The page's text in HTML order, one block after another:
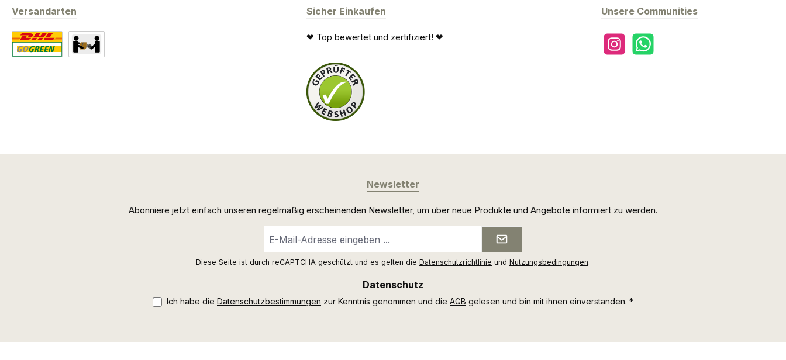
Unsere Communities
InstagramWhatsApp
Versandarten Sicher Einkaufen
❤ Top bewertet und zertifiziert! ❤
Newsletter
Abonniere jetzt einfach unseren regelmäßig erscheinenden Newsletter, um über neue Produkte und Angebote informiert zu werden.
Mail-
Diese Seite ist durch reCAPTCHA geschützt und es gelten die Datenschutzrichtlinie und Nutzungsbedingungen.
Datenschutz
Ich habe die Datenschutzbestimmungen zur Kenntnis genommen und die AGB gelesen und bin mit ihnen einverstanden. *